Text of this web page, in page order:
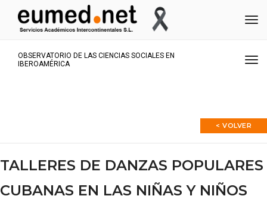
OBSERVATORIO DE LAS CIENCIAS SOCIALES EN
IBEROAMÉRICA
< VOLVER
TALLERES DE DANZAS POPULARES
CUBANAS EN LAS NIÑAS Y NIÑOS